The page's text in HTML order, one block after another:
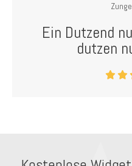
Ein Dutzend
dutzen